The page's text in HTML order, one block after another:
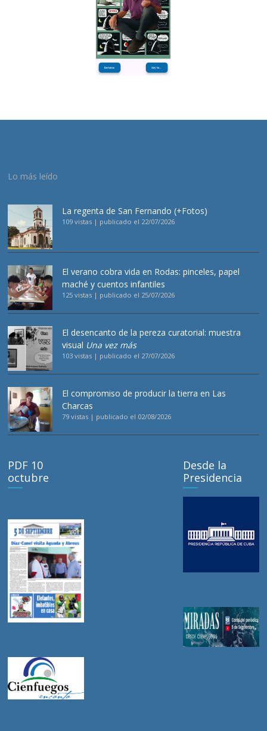
Lo más leído
La regenta de San Fernando (+Fotos)
109 vistas | publicado el 22/07/2026
El verano cobra vida en Rodas: pinceles, papel
maché y cuentos infantiles
125 vistas | publicado el 25/07/2026
El desencanto de la pereza curatorial: muestra
visual Una vez más
103 vistas | publicado el 27/07/2026
El compromiso de producir la tierra en Las
Charcas
79 vistas | publicado el 02/08/2026
PDF 10
octubre
Desde la
Presidencia